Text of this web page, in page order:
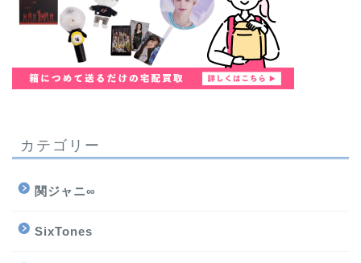
カテゴリー
関ジャニ∞
SixTones